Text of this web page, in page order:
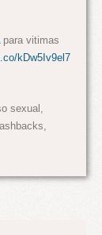
para vitimas
kDw5Iv9el7
sexual,